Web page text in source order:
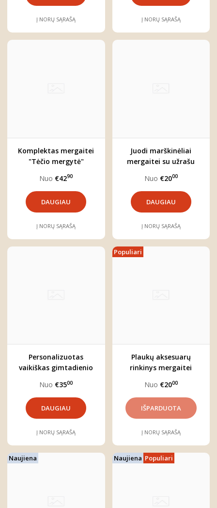
Į NORŲ SĄRAŠĄ Į NORŲ SĄRAŠĄ
Komplektas mergaitei
"Tėčio mergytė"
Nuo €4290
DAUGIAU
Į NORŲ SĄRAŠĄ
Juodi marškinėliai
mergaitei su užrašu
Nuo €2000
DAUGIAU
Į NORŲ SĄRAŠĄ
Personalizuotas
vaikiškas gimtadienio
Vaivorykštė"
Nuo €3500
DAUGIAU
Į NORŲ SĄRAŠĄ
Populiari
Plaukų aksesuarų
rinkinys mergaitei
Nuo €2000
Į NORŲ SĄRAŠĄ
Naujiena Naujiena Populiari